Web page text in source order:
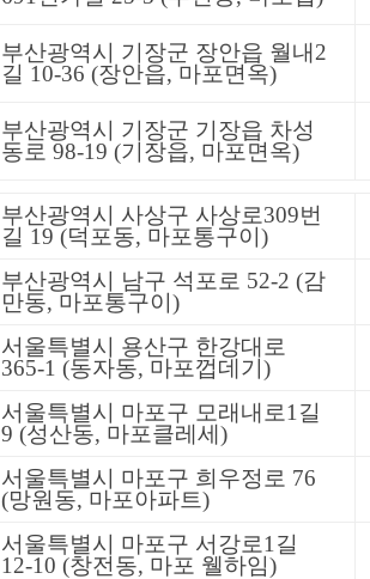
부산광역시 기장군 장안읍 월내2
길 10-36 (장안읍, 마포면옥)
부산광역시 기장군 기장읍 차성
동로 98-19 (기장읍, 마포면옥)
부산광역시 사상구 사상로309번
길 19 (덕포동, 마포통구이)
부산광역시 남구 석포로 52-2 (감
만동, 마포통구이)
서울특별시 용산구 한강대로
365-1 (동자동, 마포껍데기)
서울특별시 마포구 모래내로1길
9 (성산동, 마포클레세)
서울특별시 마포구 희우정로 76
(망원동, 마포아파트)
서울특별시 마포구 서강로1길
12-10 (창전동, 마포 웰하임)